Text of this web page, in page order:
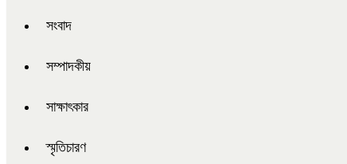
সংবাদ
সম্পাদকীয়
সাক্ষাৎকার
স্মৃতিচারণ